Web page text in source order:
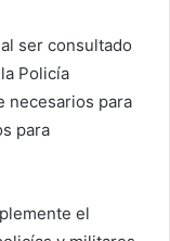
ser consultado
Policía
necesarios para
para
el